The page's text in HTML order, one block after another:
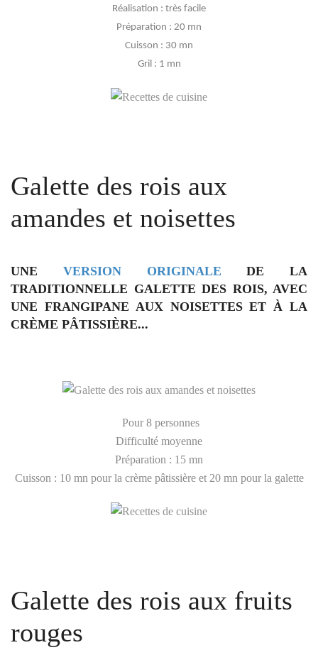
Réalisation : très facile
Préparation : 20 mn
Cuisson : 30 mn
Gril : 1 mn
Galette des rois aux
amandes et noisettes
UNE VERSION ORIGINALE DE LA
TRADITIONNELLE GALETTE DES ROIS, AVEC
UNE FRANGIPANE AUX NOISETTESET À LA
CRÈME PÂTISSIÈRE...
Pour 8 personnes
Difficulté moyenne
Préparation : 15 mn
Cuisson : 10 mn pour la crème pâtissière et 20 mn pour la galette
Galette des rois aux fruits
rouges